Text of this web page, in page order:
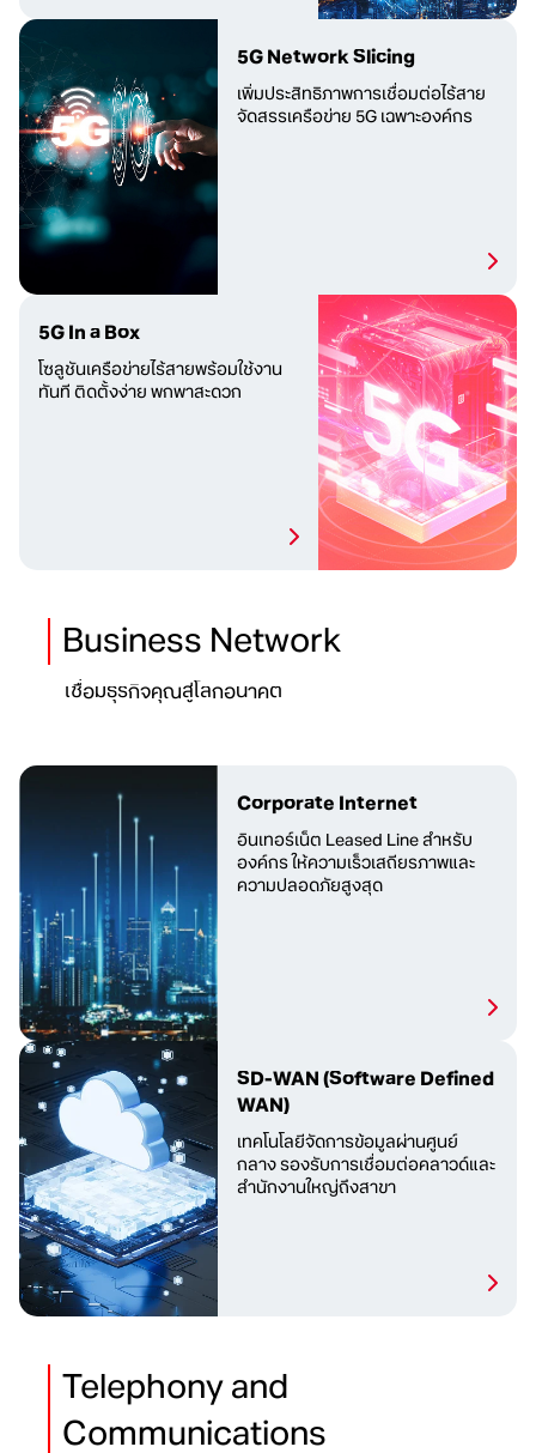
5G Network Slicing
เพิ่มประสิทธิภาพการเชื่อมต่อไร้สาย
จัดสรรเครือข่าย 5G เฉพาะองค์กร
5G In a Box
โซลูชันเครือข่ายไร้สายพร้อมใช้งาน
ทันที ติดตั้งง่าย พกพาสะดวก
Business Network
เชื่อมธุรกิจคุณสู่โลกอนาคต
Corporate Internet
อินเทอร์เน็ต Leased Line สำหรับ
องค์กร ให้ความเร็วเสถียรภาพและ
ความปลอดภัยสูงสุด
SD-WAN(Software Defined
WAN)
เทคโนโลยีจัดการข้อมูลผ่านศูนย์
กลาง รองรับการเชื่อมต่อคลาวด์และ
สำนักงานใหญ่ถึงสาขา
Telephony and
Communications